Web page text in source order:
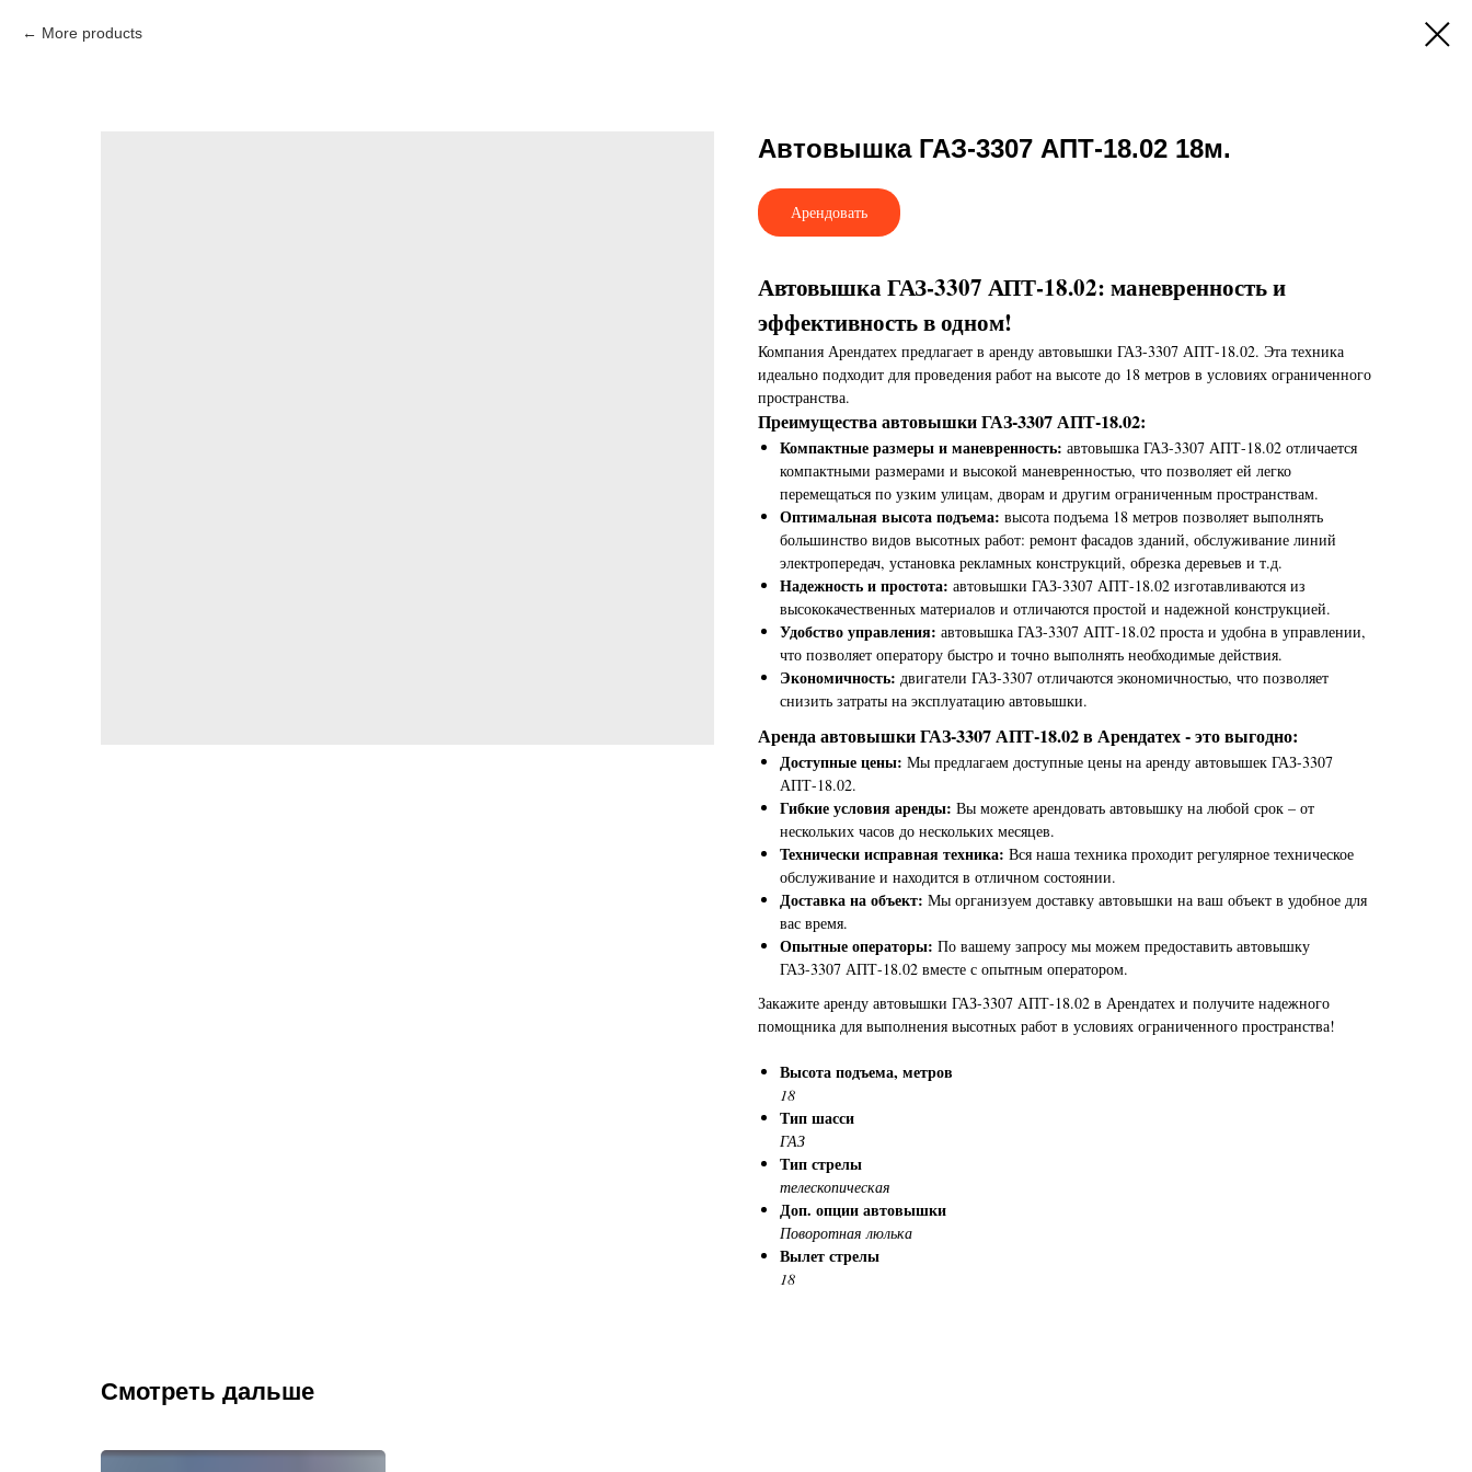
More products
Автовышка ГАЗ-3307 АПТ-18.02 18м.
Арендовать
Автовышка ГАЗ-3307 АПТ-18.02: маневренность и
эффективность в одном!
Компания Арендатех предлагает в аренду автовышки ГАЗ-3307 АПТ-18.02. Эта техника
идеально подходит для проведения работ на высоте до 18 метров в условиях ограниченного
пространства.
Преимущества автовышки ГАЗ-3307 АПТ-18.02:
Компактные размеры и маневренность: автовышка ГАЗ-3307 АПТ-18.02 отличается
компактными размерами и высокой маневренностью, что позволяет ей легко
перемещаться по узким улицам, дворам и другим ограниченным пространствам.
Оптимальная высота подъема: высота подъема 18 метров позволяет выполнять
большинство видов высотных работ: ремонт фасадов зданий, обслуживание линий
электропередач, установка рекламных конструкций, обрезка деревьев и т.д.
Надежность и простота: автовышки ГАЗ-3307 АПТ-18.02 изготавливаются из
высококачественных материалов и отличаются простой и надежной конструкцией.
Удобство управления: автовышка ГАЗ-3307 АПТ-18.02 проста и удобна в управлении,
что позволяет оператору быстро и точно выполнять необходимые действия.
Экономичность: двигатели ГАЗ-3307 отличаются экономичностью, что позволяет
снизить затраты на эксплуатацию автовышки.
Аренда автовышки ГАЗ-3307 АПТ-18.02 в Арендатех - это выгодно:
Доступные цены: Мы предлагаем доступные цены на аренду автовышек ГАЗ-3307
АПТ-18.02.
Гибкие условия аренды: Вы можете арендовать автовышку на любой срок – от
нескольких часов до нескольких месяцев.
Технически исправная техника: Вся наша техника проходит регулярное техническое
обслуживание и находится в отличном состоянии.
Доставка на объект: Мы организуем доставку автовышки на ваш объект в удобное для
вас время.
Опытные операторы: По вашему запросу мы можем предоставить автовышку
ГАЗ-3307 АПТ-18.02 вместе с опытным оператором.
Закажите аренду автовышки ГАЗ-3307 АПТ-18.02 в Арендатех и получите надежного
помощника для выполнения высотных работ в условиях ограниченного пространства!
Высота подъема, метров
18
Тип шасси
ГАЗ
Тип стрелы
телескопическая
Доп. опции автовышки
Поворотная люлька
Вылет стрелы
18
Смотреть дальше